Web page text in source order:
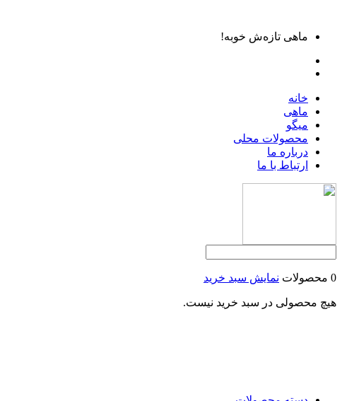
ماهی تازه‌ش خوبه!
خانه
ماهی
میگو
محصولات محلی
درباره ما
ارتباط با ما
0 محصولات نمایش سبد خرید
هیچ محصولی در سبد خرید نیست.